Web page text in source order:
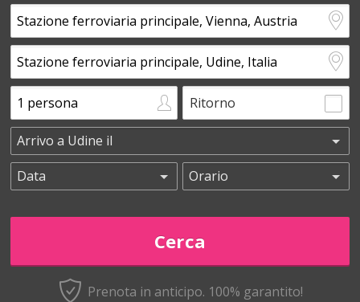
Ritorno
Prenota in anticipo. 100% garantito!